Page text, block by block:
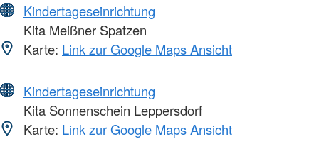
Kindertageseinrichtung
Kita Meißner Spatzen
Karte: Link zur Google Maps Ansicht
Kindertageseinrichtung
Kita Sonnenschein Leppersdorf
Karte: Link zur Google Maps Ansicht